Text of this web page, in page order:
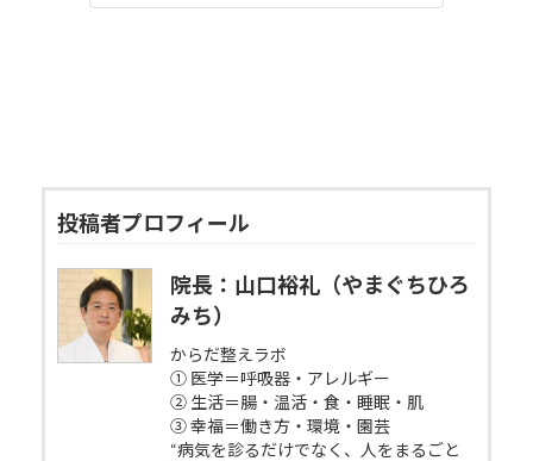
投稿者プロフィール
院長：山口裕礼（やまぐちひろ
みち）
からだ整えラボ
① 医学＝呼吸器・アレルギー
② 生活＝腸・温活・食・睡眠・肌
③ 幸福＝働き方・環境・園芸
“病気を診るだけでなく、人をまるごと